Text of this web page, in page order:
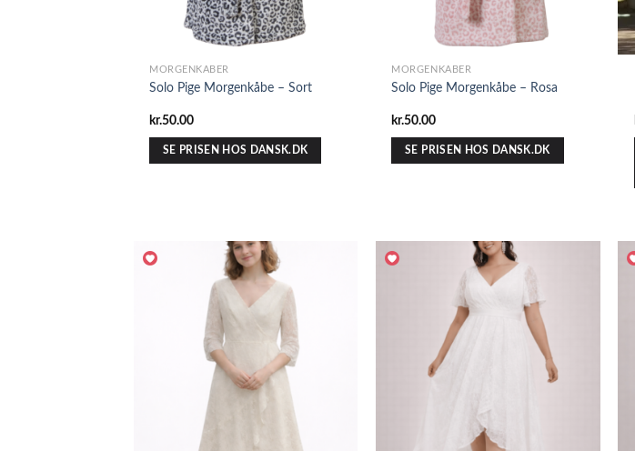
MORGENKÅBER
Solo Pige Morgenkåbe – Sort
kr.50.00
SE PRISEN HOS DANSK.DK
MORGENKÅBER
Solo Pige Morgenkåbe – Rosa
kr.50.00
SE PRISEN HOS DANSK.DK